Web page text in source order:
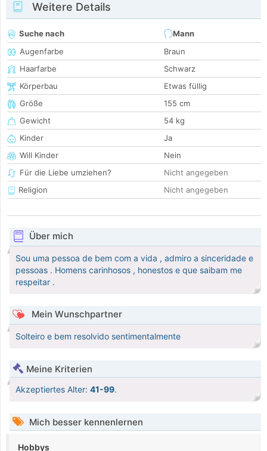
Weitere Details
Suche nach
Mann
Augenfarbe
Braun
Haarfarbe
Schwarz
Körperbau
Etwas füllig
Größe
155 cm
Gewicht
54 kg
Kinder
Ja
Will Kinder
Nein
Für die Liebe umziehen?
Nicht angegeben
Religion
Nicht angegeben
Über mich
Sou uma pessoa de bem com a vida , admiro a sinceridade e
pessoas . Homens carinhosos , honestos e que saibam me
respeitar .
Mein Wunschpartner
Solteiro e bem resolvido sentimentalmente
Meine Kriterien
Akzeptiertes Alter: 41-99.
Mich besser kennenlernen
Hobbys